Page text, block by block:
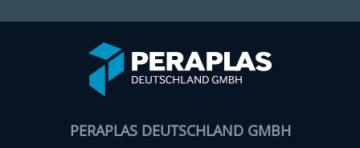
PERAPLAS DEUTSCHLAND GMBH